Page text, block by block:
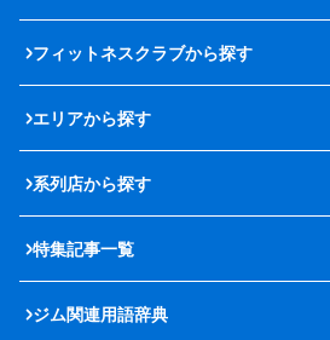
フィットネスクラブから探す
エリアから探す
系列店から探す
特集記事一覧
ジム関連用語辞典